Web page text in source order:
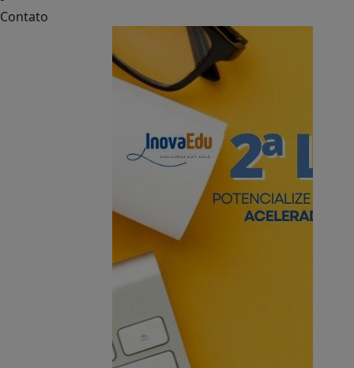
Contato